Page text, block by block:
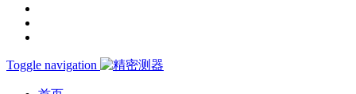
Toggle navigation